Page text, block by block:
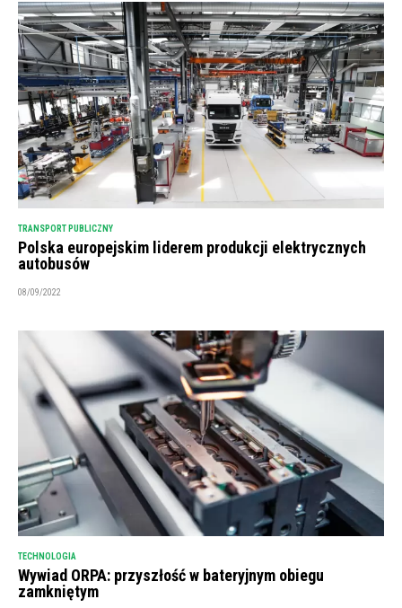
TRANSPORT PUBLICZNY
Polska europejskim liderem produkcji elektrycznych
autobusów
08/09/2022
TECHNOLOGIA
Wywiad ORPA: przyszłość w bateryjnym obiegu
zamkniętym